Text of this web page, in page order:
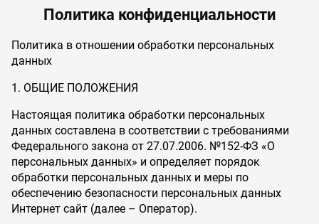
Политика конфиденциальности
Политика в отношении обработки персональных
данных
1. ОБЩИЕ ПОЛОЖЕНИЯ
Настоящая политика обработки персональных
данных составлена в соответствии с требованиями
Федерального закона от 27.07.2006. №152-ФЗ «О
персональных данных» и определяет порядок
обработки персональных данных и меры по
обеспечению безопасности персональных данных
Интернет сайт (далее – Оператор).